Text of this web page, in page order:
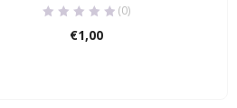
(0)
€1,00